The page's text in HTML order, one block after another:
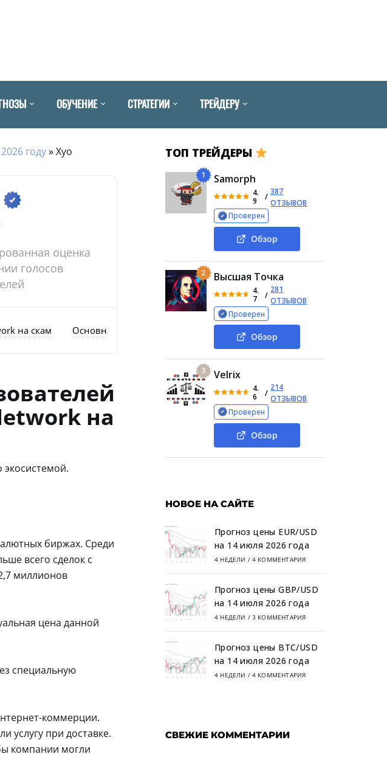
ОБУЧЕНИЕ СТРАТЕГИИ ТРЕЙДЕРУ
году»Xyo
оценка
голосов
на скам Основная информация о Xyonetwork Капитализация токена
на
биржах. Среди
всего сделок с
миллионов
цена данной
специальную
коммерции.
услугу при доставке.
компании могли
ТОП ТРЕЙДЕРЫ
1 Samorph
4.
9
/
387
ОТЗЫВОВ
Проверен
Обзор
2 Высшая Точка
4.
7
/
281
ОТЗЫВОВ
Проверен
Обзор
3 Velrix
4.
6
/
214
ОТЗЫВОВ
Проверен
Обзор
НОВОЕ НА САЙТЕ
Прогноз цены EUR/USD
на 14 июля 2026 года
4 НЕДЕЛИ / 4 КОММЕНТАРИЯ
Прогноз цены GBP/USD
на 14 июля 2026 года
4 НЕДЕЛИ / 3 КОММЕНТАРИЯ
Прогноз цены BTC/USD
на 14 июля 2026 года
4 НЕДЕЛИ / 4 КОММЕНТАРИЯ
СВЕЖИЕ КОММЕНТАРИИ